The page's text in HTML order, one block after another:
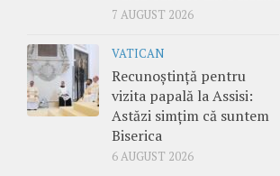
7 AUGUST 2026
VATICAN
Recunoștință pentru
vizita papală la Assisi:
Astăzi simțim că suntem
Biserica
6 AUGUST 2026